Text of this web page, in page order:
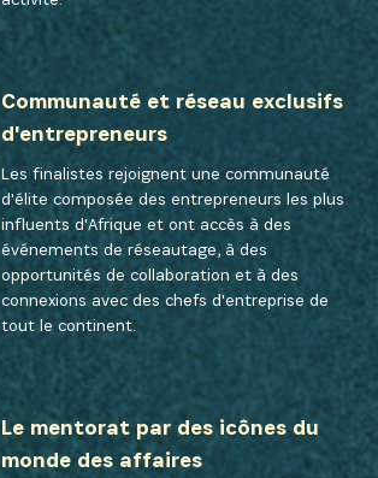
Communauté et réseau exclusifs
d'entrepreneurs
Les finalistes rejoignent une communauté
d'élite composée des entrepreneurs les plus
influents d'Afrique et ont accès à des
événements de réseautage, à des
opportunités de collaboration et à des
connexions avec des chefs d'entreprise de
tout le continent.
Le mentorat par des icônes du
monde des affaires